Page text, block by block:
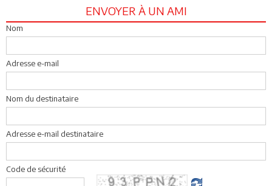
ENVOYER À UN AMI
Nom
Adresse e-mail
Nom du destinataire
Adresse e-mail destinataire
Code de sécurité